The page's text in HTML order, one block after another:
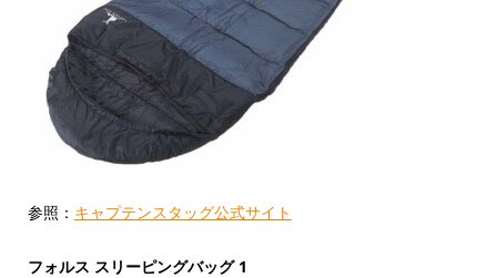
参照： キャプテンスタッグ公式サイト
フォルス スリーピングバッグ 1